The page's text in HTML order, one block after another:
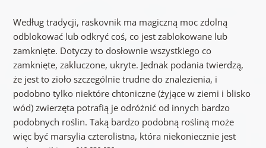
Według tradycji, raskovnik ma magiczną moc zdolną
odblokować lub odkryć coś, co jest zablokowane lub
zamknięte. Dotyczy to dosłownie wszystkiego co
zamknięte, zakluczone, ukryte. Jednak podania twierdzą,
że jest to zioło szczególnie trudne do znalezienia, i
podobno tylko niektóre chtoniczne (żyjące w ziemi i blisko
wód) zwierzęta potrafią je odróżnić od innych bardzo
podobnych roślin. Taką bardzo podobną rośliną może
więc być marsylia czterolistna, która niekoniecznie jest